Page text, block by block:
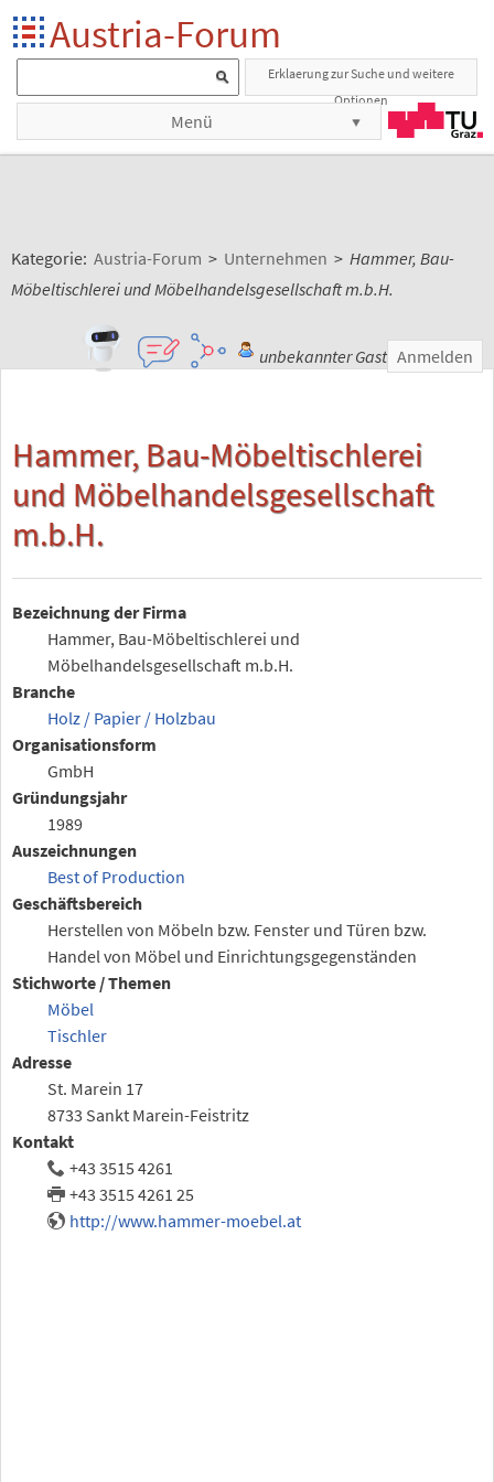
Austria-Forum
Erklaerung zur Suche und weitere
Optionen
Menü
Kategorie: Austria-Forum > Unternehmen > Hammer, Bau-
Möbeltischlerei und Möbelhandelsgesellschaft m.b.H.
unbekannter Gast Anmelden
Hammer, Bau-Möbeltischlerei
und Möbelhandelsgesellschaft
m.b.H.
Bezeichnung der Firma
Hammer, Bau-Möbeltischlerei und
Möbelhandelsgesellschaft m.b.H.
Branche
Holz / Papier / Holzbau
Organisationsform
GmbH
Gründungsjahr
1989
Auszeichnungen
Best of Production
Geschäftsbereich
Herstellen von Möbeln bzw. Fenster und Türen bzw.
Handel von Möbel und Einrichtungsgegenständen
Stichworte / Themen
Möbel
Tischler
Adresse
St. Marein 17
8733 Sankt Marein-Feistritz
Kontakt
+43 3515 4261
+43 3515 4261 25
http://www.hammer-moebel.at